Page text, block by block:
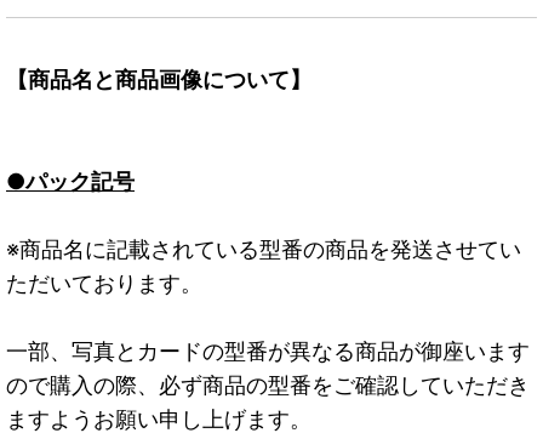
【商品名と商品画像について】
●パック記号
※商品名に記載されている型番の商品を発送させてい
ただいております。
一部、写真とカードの型番が異なる商品が御座います
ので購入の際、必ず商品の型番をご確認していただき
ますようお願い申し上げます。